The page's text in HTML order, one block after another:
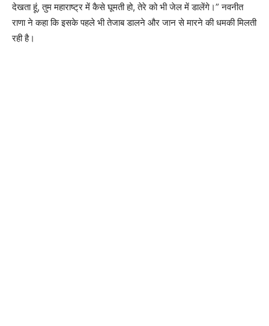
देखता हूं, तुम महाराष्ट्र में कैसे घूमती हो, तेरे को भी जेल में डालेंगे।” नवनीत
राणा ने कहा कि इसके पहले भी तेजाब डालने और जान से मारने की धमकी मिलती
रही है।